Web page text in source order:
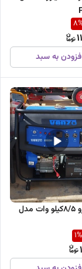
8
به سبد
موتوربرق ونزو 8/5کیلو وات مدل
1%